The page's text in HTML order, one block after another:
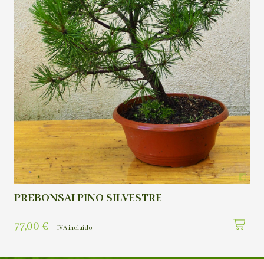
PREBONSAI PINO SILVESTRE
77,00 € IVA incluído